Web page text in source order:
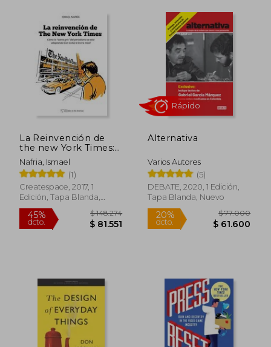
45%
dcto.
$ 182.288
$ 100.258
45%
dcto.
La Reinvención de
the new York Times:
Cómo la Dama Gris
del Periodismo se
Está Adaptando (Con
Éxito) a la era de los
Móviles
Nafria, Ismael
(1)
Createspace, 2017, 1
Edición, Tapa Blanda,
Nuevo
Alternativa
Varios Autores
(5)
DEBATE, 2020, 1 Edición,
Tapa Blanda, Nuevo